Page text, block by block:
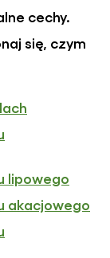
cechy.
się, czym
lipowego
akacjowego